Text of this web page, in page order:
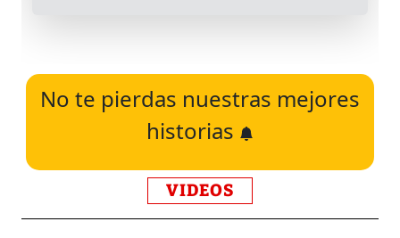
No te pierdas nuestras mejores
historias
VIDEOS